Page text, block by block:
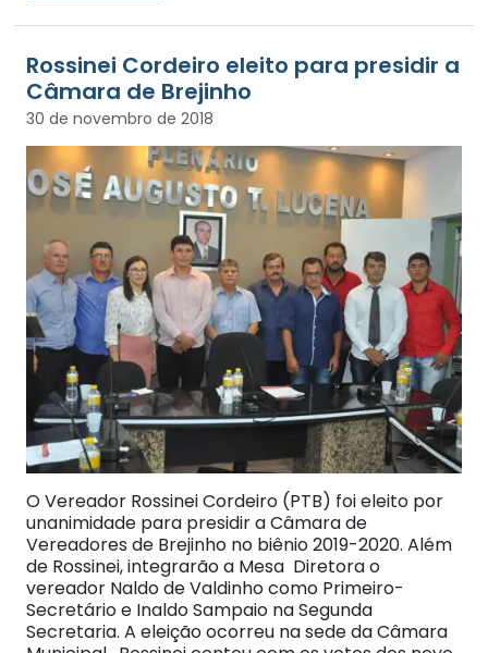
Rossinei Cordeiro eleito para presidir a
Câmara de Brejinho
30 de novembro de 2018
O Vereador Rossinei Cordeiro (PTB) foi eleito por
unanimidade para presidir a Câmara de
Vereadores de Brejinho no biênio 2019-2020. Além
de Rossinei, integrarão a Mesa Diretora o
vereador Naldo de Valdinho como Primeiro-
Secretário e Inaldo Sampaio na Segunda
Secretaria. A eleição ocorreu na sede da Câmara